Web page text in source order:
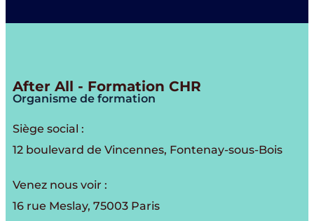
After All - Formation CHR
Organisme de formation
Siège social :
12 boulevard de Vincennes, Fontenay-sous-Bois
Venez nous voir :
16 rue Meslay, 75003 Paris